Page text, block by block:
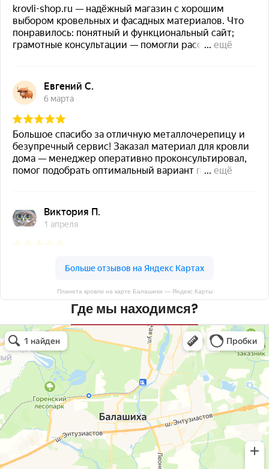
Планета кровли на карте Балашихи — Яндекс Карты
Где мы находимся?
Планета кровли
Кровля и кровельные материалы в Балашихе
Окна в Балашихе